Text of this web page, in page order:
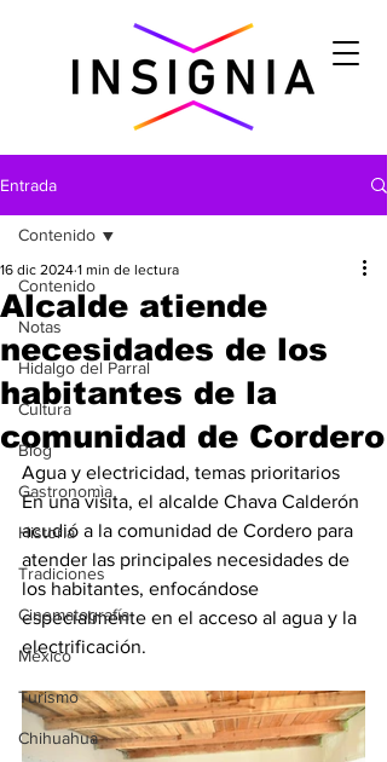
Entrada
Contenido
Notas
Hidalgo del Parral
Cultura
Blog
Gastronomìa
Historia
Tradiciones
Cinematografía
México
Turismo
Chihuahua
Contenido
Alcalde atiende
necesidades de los
habitantes de la
comunidad de Cordero
16 dic 2024 1 min de lectura
Agua y electricidad, temas prioritarios
En una visita, el alcalde Chava Calderón
acudió a la comunidad de Cordero para
atender las principales necesidades de
los habitantes, enfocándose
especialmente en el acceso al agua y la
electrificación.